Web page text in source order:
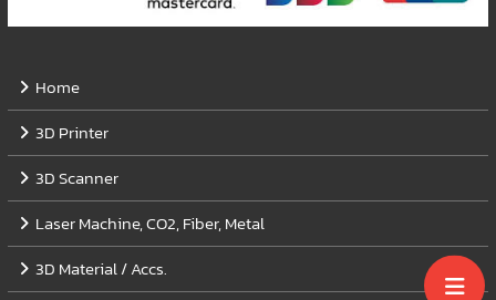
Home
3D Printer
3D Scanner
Laser Machine, CO2, Fiber, Metal
3D Material / Accs.